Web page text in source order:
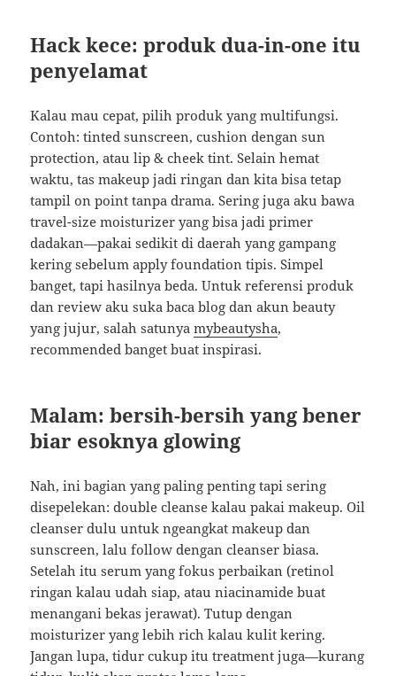
Hack kece: produk dua-in-one itu
penyelamat
Kalau mau cepat, pilih produk yang multifungsi.
Contoh: tinted sunscreen, cushion dengan sun
protection, atau lip & cheek tint. Selain hemat
waktu, tas makeup jadi ringan dan kita bisa tetap
tampil on point tanpa drama. Sering juga aku bawa
travel-size moisturizer yang bisa jadi primer
dadakan—pakai sedikit di daerah yang gampang
kering sebelum apply foundation tipis. Simpel
banget, tapi hasilnya beda. Untuk referensi produk
dan review aku suka baca blog dan akun beauty
yang jujur, salah satunyamybeautysha,
recommended banget buat inspirasi.
Malam: bersih-bersih yang bener
biar esoknya glowing
Nah, ini bagian yang paling penting tapi sering
disepelekan: double cleanse kalau pakai makeup. Oil
cleanser dulu untuk ngeangkat makeup dan
sunscreen, lalu follow dengan cleanser biasa.
Setelah itu serum yang fokus perbaikan (retinol
ringan kalau udah siap, atau niacinamide buat
menangani bekas jerawat). Tutup dengan
moisturizer yang lebih rich kalau kulit kering.
Jangan lupa, tidur cukup itu treatment juga—kurang